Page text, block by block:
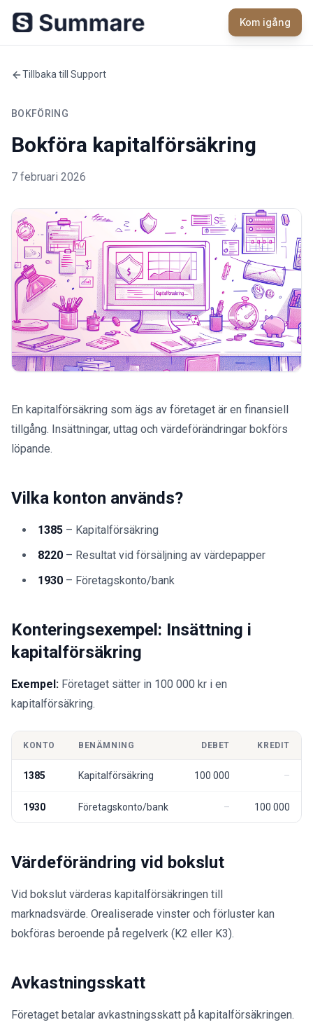
Kom igång
Tillbaka till Support
BOKFÖRING
Bokföra kapitalförsäkring
7 februari 2026
En kapitalförsäkring som ägs av företaget är en finansiell
tillgång. Insättningar, uttag och värdeförändringar bokförs
löpande.
Vilka konton används?
1385 – Kapitalförsäkring
8220 – Resultat vid försäljning av värdepapper
1930 – Företagskonto/bank
Konteringsexempel: Insättning i
kapitalförsäkring
Exempel: Företaget sätter in 100 000 kr i en
kapitalförsäkring.
KONTO BENÄMNING DEBET KREDIT
1385 Kapitalförsäkring 100 000
1930 Företagskonto/bank 100 000
Värdeförändring vid bokslut
Vid bokslut värderas kapitalförsäkringen till
marknadsvärde. Orealiserade vinster och förluster kan
bokföras beroende på regelverk (K2 eller K3).
Avkastningsskatt
Företaget betalar avkastningsskatt på kapitalförsäkringen.